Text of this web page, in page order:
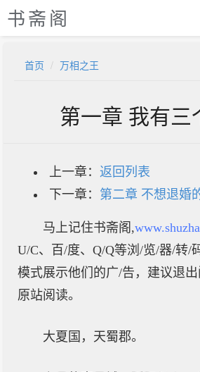
书斋阁
首页 万相之王
第一章 我有三
上一章： 返回列表
下一章： 第二章 不想退婚
马上记住书斋阁,
U/C、百/度、Q/Q等浏/览/器/转/
模式展示他们的广/告，建议退出
原站阅读。
大夏国，天蜀郡。